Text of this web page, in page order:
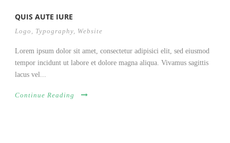
QUIS AUTE IURE
Logo Typography Website
Lorem ipsum dolor sit amet, consectetur adipisici elit, sed eiusmod
tempor incidunt ut labore et dolore magna aliqua. Vivamus sagittis
lacus vel...
Continue Reading